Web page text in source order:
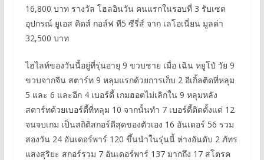
16,800 บาท รางวัล โฮลอินวัน คนแรกในรอบที่ 3 รับเซต
อุปกรณ์ ยูเอส คิดส์ กอล์ฟ ที5 ซีรี่ส์ จาก เลโอเนี่ยน มูลค่า
32,500 บาท
ไฮไลท์ของวันนี้อยู่ที่รุ่นอายุ 9 ขวบชาย เมื่อ เฉิน หยูโป๋ วัย 9
ขวบจากจีน สตาร์ท 9 หลุมแรกด้วยการเก็บ 2 อีเกิ้ลติดที่หลุม
5 และ 6 และอีก 4 เบอร์ดี้ เกมฮอตไม่เลิกใน 9 หลุมหลัง
สตาร์ทด้วยเบอร์ดี้ที่หลุม 10 จากนั้นทำ 7 เบอร์ดี้ติดตั้งแต่ 12
จนจบเกม เป็นสถิติสกอร์ดีสุดของตัวเอง 16 อันเดอร์ 56 รวม
สองวัน 24 อันเดอร์พาร์ 120 ขึ้นนำในรุ่นนี้ ห่างอันดับ 2 ภัทร
แสงสุริยะ สกอร์รวม 7 อันเดอร์พาร์ 137 มากถึง 17 สโตรค